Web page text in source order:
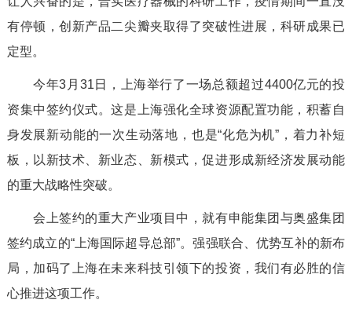
有停顿，创新产品二尖瓣夹取得了突破性进展，科研成果已
定型。
今年3月31日，上海举行了一场总额超过4400亿元的投
资集中签约仪式。这是上海强化全球资源配置功能，积蓄自
身发展新动能的一次生动落地，也是“化危为机”，着力补短
板，以新技术、新业态、新模式，促进形成新经济发展动能
的重大战略性突破。
会上签约的重大产业项目中，就有申能集团与奥盛集团
签约成立的“上海国际超导总部”。强强联合、优势互补的新布
局，加码了上海在未来科技引领下的投资，我们有必胜的信
心推进这项工作。